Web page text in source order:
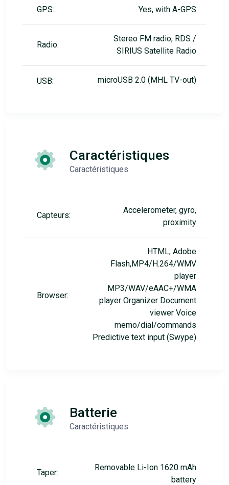
GPS: Yes, with A-GPS
Radio:
Stereo FM radio, RDS /
SIRIUS Satellite Radio
USB: microUSB 2.0 (MHL TV-out)
Caractéristiques
Caractéristiques
Capteurs:
Accelerometer, gyro,
proximity
Browser:
HTML, Adobe
Flash,MP4/H.264/WMV
player
MP3/WAV/eAAC+/WMA
player Organizer Document
viewer Voice
memo/dial/commands
Predictive text input (Swype)
Batterie
Caractéristiques
Taper:
Removable Li-Ion 1620 mAh
battery